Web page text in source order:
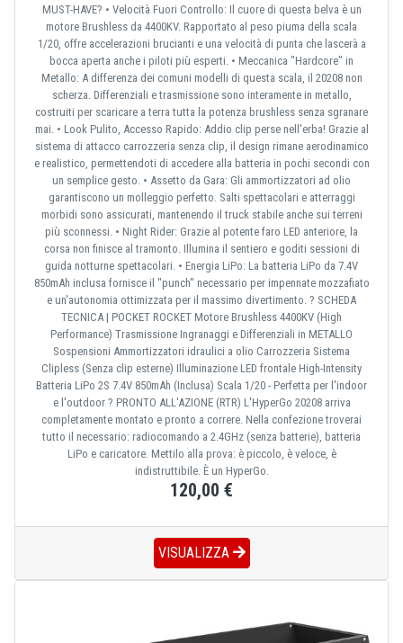
MUST-HAVE? • Velocità Fuori Controllo: Il cuore di questa belva è un
motore Brushless da 4400KV. Rapportato al peso piuma della scala
1/20, offre accelerazioni brucianti e una velocità di punta che lascerà a
bocca aperta anche i piloti più esperti. • Meccanica "Hardcore" in
Metallo: A differenza dei comuni modelli di questa scala, il 20208 non
scherza. Differenziali e trasmissione sono interamente in metallo,
costruiti per scaricare a terra tutta la potenza brushless senza sgranare
mai. • Look Pulito, Accesso Rapido: Addio clip perse nell'erba! Grazie al
sistema di attacco carrozzeria senza clip, il design rimane aerodinamico
e realistico, permettendoti di accedere alla batteria in pochi secondi con
un semplice gesto. • Assetto da Gara: Gli ammortizzatori ad olio
garantiscono un molleggio perfetto. Salti spettacolari e atterraggi
morbidi sono assicurati, mantenendo il truck stabile anche sui terreni
più sconnessi. • Night Rider: Grazie al potente faro LED anteriore, la
corsa non finisce al tramonto. Illumina il sentiero e goditi sessioni di
guida notturne spettacolari. • Energia LiPo: La batteria LiPo da 7.4V
850mAh inclusa fornisce il "punch" necessario per impennate mozzafiato
e un'autonomia ottimizzata per il massimo divertimento. ? SCHEDA
TECNICA | POCKET ROCKET Motore Brushless 4400KV (High
Performance) Trasmissione Ingranaggi e Differenziali in METALLO
Sospensioni Ammortizzatori idraulici a olio Carrozzeria Sistema
Clipless (Senza clip esterne) Illuminazione LED frontale High-Intensity
Batteria LiPo 2S 7.4V 850mAh (Inclusa) Scala 1/20 - Perfetta per l'indoor
e l'outdoor ? PRONTO ALL'AZIONE (RTR) L'HyperGo 20208 arriva
completamente montato e pronto a correre. Nella confezione troverai
tutto il necessario: radiocomando a 2.4GHz (senza batterie), batteria
LiPo e caricatore. Mettilo alla prova: è piccolo, è veloce, è
indistruttibile. È un HyperGo.
120,00 €
VISUALIZZA